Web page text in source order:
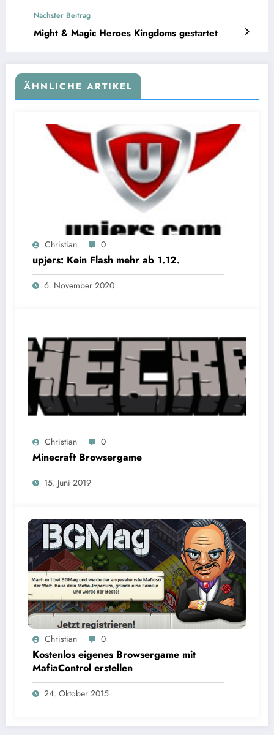
Nächster Beitrag
Might & Magic Heroes Kingdoms gestartet
ÄHNLICHE ARTIKEL
Christian 0
upjers: Kein Flash mehr ab 1.12.
6. November 2020
Christian 0
Minecraft Browsergame
15. Juni 2019
Christian 0
Kostenlos eigenes Browsergame mit
MafiaControl erstellen
24. Oktober 2015